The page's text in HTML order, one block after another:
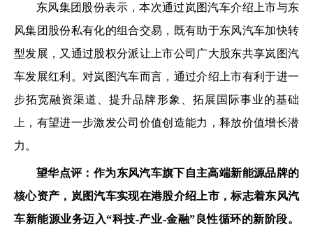
东风集团股份表示，本次通过岚图汽车介绍上市与东
风集团股份私有化的组合交易，既有助于东风汽车加快转
型发展，又通过股权分派让上市公司广大股东共享岚图汽
车发展红利。对岚图汽车而言，通过介绍上市有利于进一
步拓宽融资渠道、提升品牌形象、拓展国际事业的基础
上，有望进一步激发公司价值创造能力，释放价值增长潜
力。
望华点评：作为东风汽车旗下自主高端新能源品牌的
核心资产，岚图汽车实现在港股介绍上市，标志着东风汽
车新能源业务迈入“科技-产业-金融”良性循环的新阶段。